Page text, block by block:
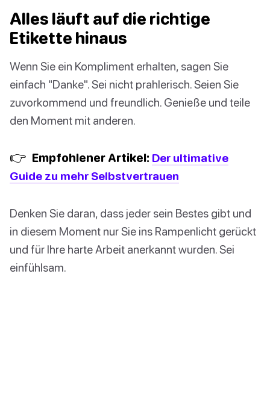
Alles läuft auf die richtige
Etikette hinaus
Wenn Sie ein Kompliment erhalten, sagen Sie
einfach "Danke". Sei nicht prahlerisch. Seien Sie
zuvorkommend und freundlich. Genieße und teile
den Moment mit anderen.
👉 Empfohlener Artikel: Der ultimative
Guide zu mehr Selbstvertrauen
Denken Sie daran, dass jeder sein Bestes gibt und
in diesem Moment nur Sie ins Rampenlicht gerückt
und für Ihre harte Arbeit anerkannt wurden. Sei
einfühlsam.